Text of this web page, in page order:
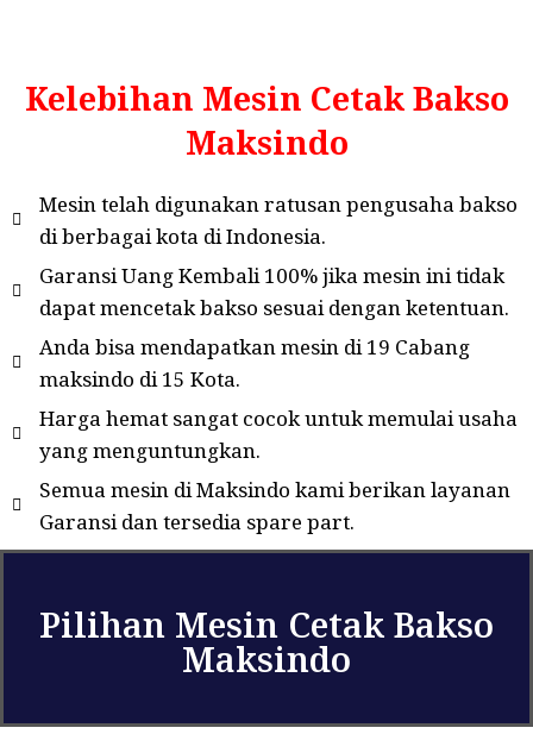
Kelebihan Mesin Cetak Bakso
Maksindo
Mesin telah digunakan ratusan pengusaha bakso
di berbagai kota di Indonesia.
Garansi Uang Kembali 100% jika mesin ini tidak
dapat mencetak bakso sesuai dengan ketentuan.
Anda bisa mendapatkan mesin di 19 Cabang
maksindo di 15 Kota.
Harga hemat sangat cocok untuk memulai usaha
yang menguntungkan.
Semua mesin di Maksindo kami berikan layanan
Garansi dan tersedia spare part.
Pilihan Mesin Cetak Bakso
Maksindo